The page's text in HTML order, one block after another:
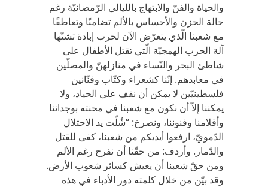
والحياة والفنّ والابتهاج بالليالي الرّمضانيّة رغم
حالة الحزن والأحساس بالألم تضامنًا وتعاطفًا
مع شعبنا الّذي يتعرّض الآن لحرب إبادة تشنّها
آلة الحرب الهمجيّة الّتي تقتل الأطفال على
شاطئ البحر والنّساء في منازلهنّ والمصلّين
في معابدهم. إنّنا كشعراء وكتّاب وفنّانين
فلسطينيّين لا يمكن أن نقف على الحياد، ولا
يمكننا إلاّ أن نكون مع شعبنا في محنته بوجداننا
وأقلامنا وفنوننا، ونصرخ: “شُلّت يد الاحتلال
الدّمويّ، ارفعوا أيديكم من شعبنا، كفى للقتل
والدّمار. وأردف: من حقّنا أن نفرح رغم الألم
ومن حقّ شعبنا أن يعيش كسائر شعوب الأرض.
وقد بيّن من خلال كلمته دور الأدباء في هذه